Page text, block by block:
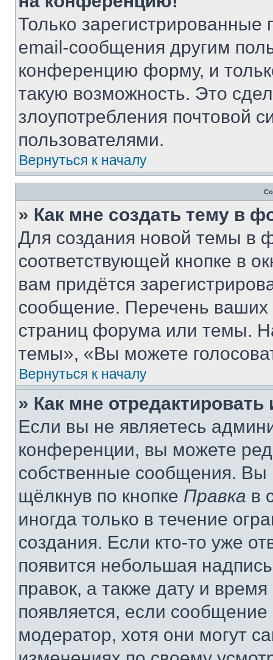
Только зарегистрированные
email-сообщения другим
конференцию форму, и
такую возможность. Это
злоупотребления почтовой
пользователями.
Вернуться к началу
» Как мне создать тему в
Для создания новой темы в
соответствующей кнопке в
вам придётся
сообщение. Перечень ваших
страниц форума или темы.
темы», «Вы можете
Вернуться к началу
» Как мне
Если вы не являетесь
конференции, вы можете
собственные сообщения. Вы
щёлкнув по кнопке Правка в
иногда только в течение
создания. Если кто-то уже
появится небольшая
правок, а также дату и
появляется, если
модератор, хотя они могут